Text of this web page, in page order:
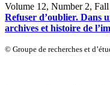
Volume 12, Number 2, Fall
Refuser d’oublier. Dans
archives et histoire de
© Groupe de recherches et